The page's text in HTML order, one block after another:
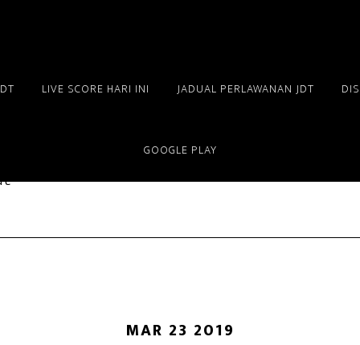
LIVE SCORE HARI INI JADUAL PERLAWANAN JDT
GOOGLE PLAY
MAR 23 2019